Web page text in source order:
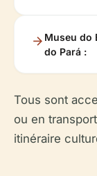
Museu do
do Pará :
Tous sont
ou en
itinéraire